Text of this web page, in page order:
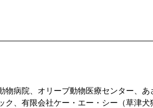
病院、オリーブ動物医療センター、
、有限会社ケー・エー・シー（草津犬